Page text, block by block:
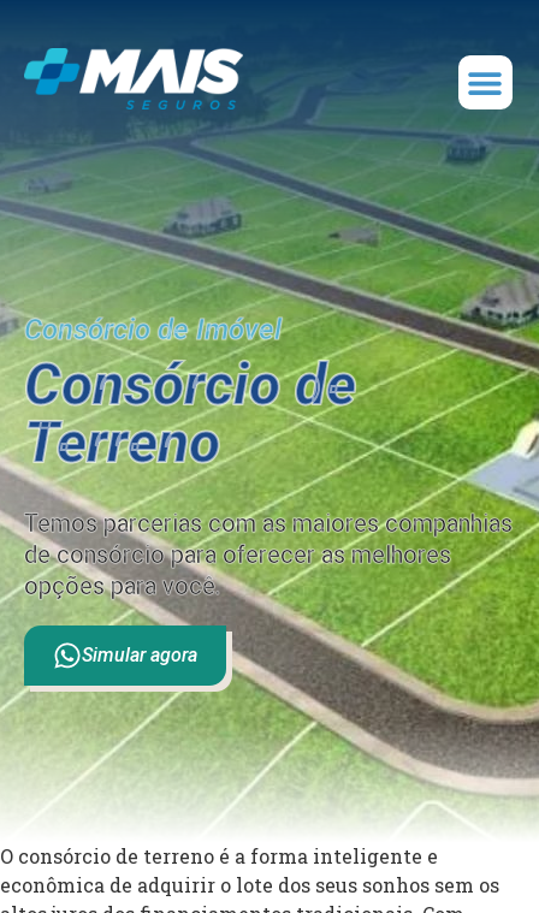
Consórcio de Imóvel
Consórcio de
Terreno
Temos parcerias com as maiores companhias
de consórcio para oferecer as melhores
opções para você.
Simular agora
O consórcio de terreno é a forma inteligente e
econômica de adquirir o lote dos seus sonhos sem os